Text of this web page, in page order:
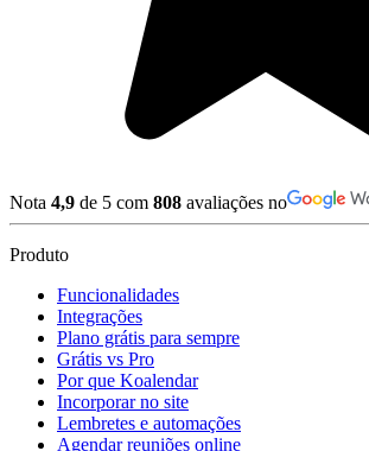
Nota 4,9 de 5 com 808 avaliações no
Produto
Funcionalidades
Integrações
Plano grátis para sempre
Grátis vs Pro
Por que Koalendar
Incorporar no site
Lembretes e automações
Agendar reuniões online